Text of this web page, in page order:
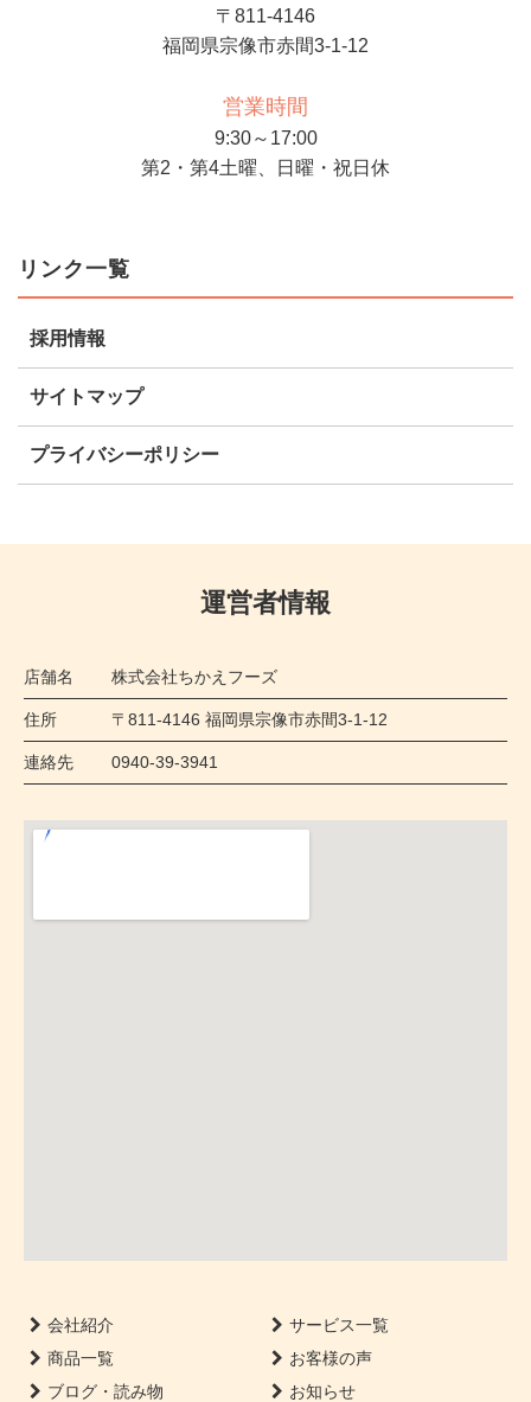
〒811-4146
福岡県宗像市赤間3-1-12
営業時間
9:30～17:00
第2・第4土曜、日曜・祝日休
リンク一覧
採用情報
サイトマップ
プライバシーポリシー
運営者情報
店舗名 株式会社ちかえフーズ
住所 〒811-4146 福岡県宗像市赤間3-1-12
連絡先 0940-39-3941
会社紹介
サービス一覧
商品一覧
お客様の声
ブログ・読み物
お知らせ